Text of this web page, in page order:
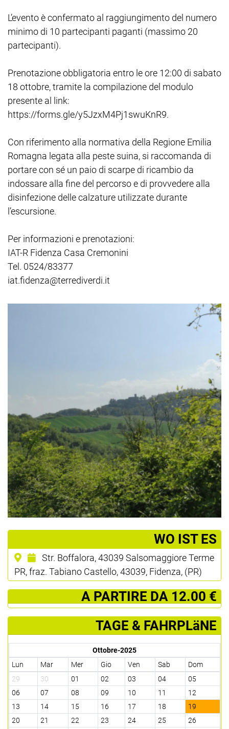
L’evento è confermato al raggiungimento del numero
minimo di 10 partecipanti paganti (massimo 20
partecipanti).
Prenotazione obbligatoria entro le ore 12:00 di sabato
18 ottobre, tramite la compilazione del modulo
presente al link:
https://forms.gle/y5JzxM4Pj1swuKnR9.
Con riferimento alla normativa della Regione Emilia
Romagna legata alla peste suina, si raccomanda di
portare con sé un paio di scarpe di ricambio da
indossare alla fine del percorso e di provvedere alla
disinfezione delle calzature utilizzate durante
l’escursione.
Per informazioni e prenotazioni:
IAT-R Fidenza Casa Cremonini
Tel. 0524/83377
iat.fidenza@terrediverdi.it
­WO IST ES
Str. Boffalora, 43039 Salsomaggiore Terme
PR, fraz. Tabiano Castello, 43039, Fidenza, (PR)
­ A PARTIRE DA 12.00 €
TAGE & FAHRPLäNE
Ottobre-2025
Lun
Mar Mer Gio Ven Sab
Dom
29
30 01 02 03 04
05
06
07 08 09 10 11
12
13
14 15 16 17 18
19
20
21 22 23 24 25
26